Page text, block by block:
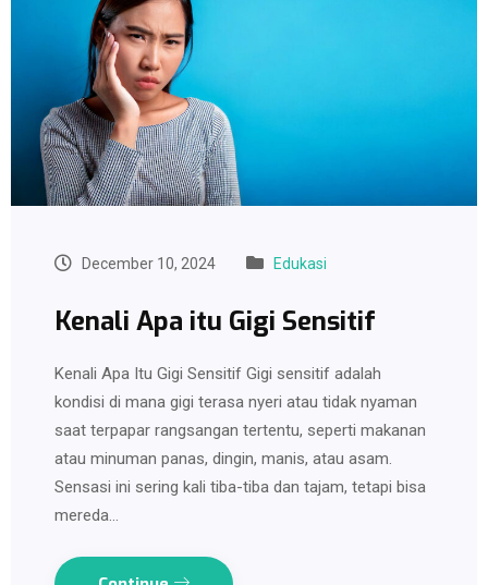
December 10, 2024 Edukasi
Kenali Apa itu Gigi Sensitif
Kenali Apa Itu Gigi Sensitif Gigi sensitif adalah
kondisi di mana gigi terasa nyeri atau tidak nyaman
saat terpapar rangsangan tertentu, seperti makanan
atau minuman panas, dingin, manis, atau asam.
Sensasi ini sering kali tiba-tiba dan tajam, tetapi bisa
mereda…